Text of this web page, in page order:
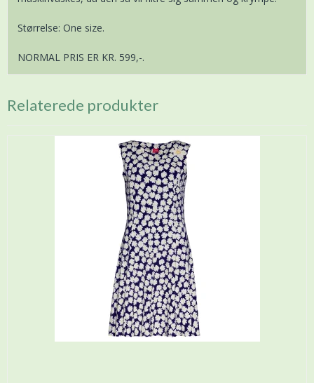
Størrelse: One size.
NORMAL PRIS ER KR. 599,-.
Relaterede produkter